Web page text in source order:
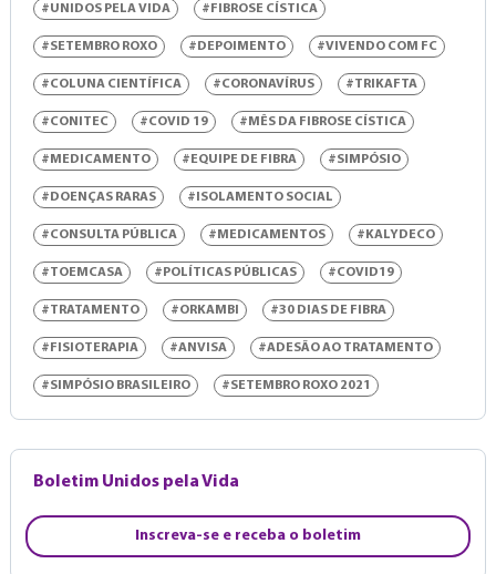
#UNIDOS PELA VIDA #FIBROSE CÍSTICA
#SETEMBRO ROXO #DEPOIMENTO #VIVENDO COM FC
#COLUNA CIENTÍFICA #CORONAVÍRUS #TRIKAFTA
#CONITEC #COVID 19 #MÊS DA FIBROSE CÍSTICA
#MEDICAMENTO #EQUIPE DE FIBRA #SIMPÓSIO
#DOENÇAS RARAS #ISOLAMENTO SOCIAL
#CONSULTA PÚBLICA #MEDICAMENTOS #KALYDECO
#TOEMCASA #POLÍTICAS PÚBLICAS #COVID19
#TRATAMENTO #ORKAMBI #30 DIAS DE FIBRA
#FISIOTERAPIA #ANVISA #ADESÃO AO TRATAMENTO
#SIMPÓSIO BRASILEIRO #SETEMBRO ROXO 2021
Boletim Unidos pela Vida
Inscreva-se e receba o boletim